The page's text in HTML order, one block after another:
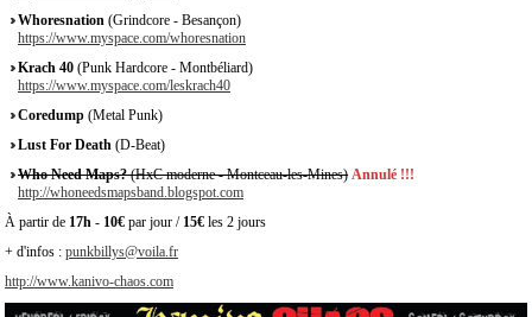
À
propos
Whoresnation (Grindcore - Besançon)
https://www.myspace.com/whoresnation
Krach 40 (Punk Hardcore - Montbéliard)
https://www.myspace.com/leskrach40
Coredump (Metal Punk)
Lust For Death (D-Beat)
Who Need Maps?(HxC moderne - Montceau-les-Mines) Annulé !!!
http://whoneedsmapsband.blogspot.com
À partir de 17h - 10€ par jour / 15€ les 2 jours
+ d'infos : punkbillys@voila.fr
http://www.kanivo-chaos.com